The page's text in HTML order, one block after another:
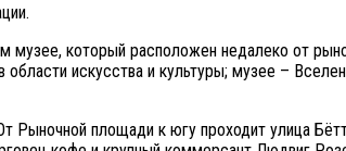
музее, который расположен недалеко от
искусства и культуры; музее –
площади к югу проходит улица